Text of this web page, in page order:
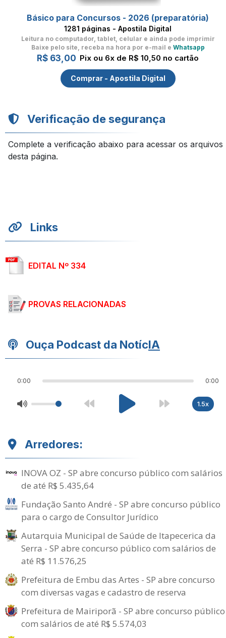
Básico para Concursos - 2026 (preparatória)
1281 páginas - Apostila Digital
Leitura no computador, tablet, celular e ainda pode imprimir
Baixe pelo site, receba na hora por e-mail e Whatsapp
R$ 63,00 Pix ou 6x de R$ 10,50 no cartão
Comprar - Apostila Digital
Verificação de segurança
Complete a verificação abaixo para acessar os arquivos
desta página.
Links
EDITAL Nº 334
PROVAS RELACIONADAS
Ouça Podcast da NotícIA
0:00 0:00
1.5x
Arredores:
INOVA OZ - SP abre concurso público com salários
de até R$ 5.435,64
Fundação Santo André - SP abre concurso público
para o cargo de Consultor Jurídico
Autarquia Municipal de Saúde de Itapecerica da
Serra - SP abre concurso público com salários de
até R$ 11.576,25
Prefeitura de Embu das Artes - SP abre concurso
com diversas vagas e cadastro de reserva
Prefeitura de Mairiporã - SP abre concurso público
com salários de até R$ 5.574,03